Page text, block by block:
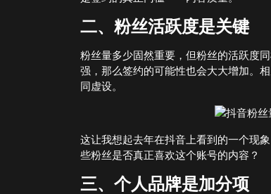
二、粉丝活跃度是关键
粉丝量多少固然重要，但粉丝的活跃度
强，那么签约的可能性也会大大增加。
同虚设。
这让我想起去年在抖音上看到的一个现
些粉丝是否真正喜欢这个账号的内容？
三、个人品牌是加分项